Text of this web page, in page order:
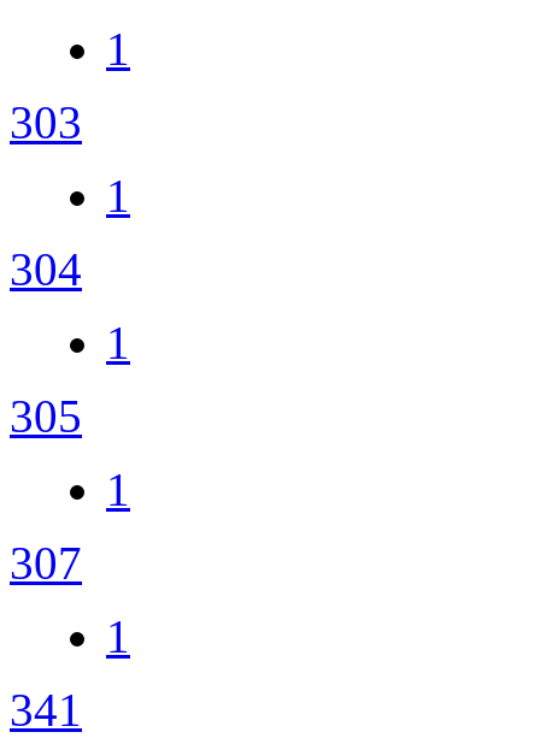
1
303
1
304
1
305
1
307
1
341